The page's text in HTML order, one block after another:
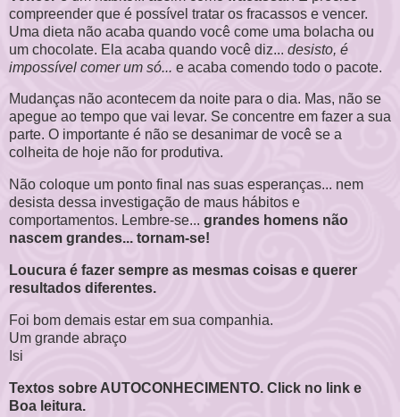
compreender que é possível tratar os fracassos e vencer.
Uma dieta não acaba quando você come uma bolacha ou
um chocolate. Ela acaba quando você diz... desisto, é
impossível comer um só... e acaba comendo todo o pacote.
Mudanças não acontecem da noite para o dia. Mas, não se
apegue ao tempo que vai levar. Se concentre em fazer a sua
parte. O importante é não se desanimar de você se a
colheita de hoje não for produtiva.
Não coloque um ponto final nas suas esperanças... nem
desista dessa investigação de maus hábitos e
comportamentos. Lembre-se... grandes homens não
nascem grandes... tornam-se!
Loucura é fazer sempre as mesmas coisas e querer
resultados diferentes.
Foi bom demais estar em sua companhia.
Um grande abraço
si
Textos sobre AUTOCONHECIMENTO. Click no link e
Boa leitura.